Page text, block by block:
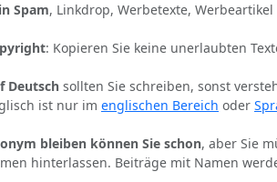
Spam, Linkdrop, Werbetexte, Werbeartikel
: Kopieren Sie keine unerlaubten
Deutsch sollten Sie schreiben, sonst
ist nur im englischen Bereich oder
bleiben können Sie schon, aber Sie
hinterlassen. Beiträge mit Namen